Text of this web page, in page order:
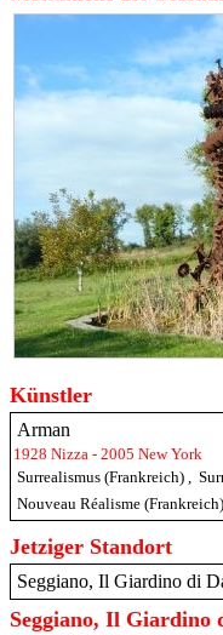
Künstler
Arman
1928 Nizza - 2005 New York
Surrealismus (Frankreich)
Nouveau Réalisme (Frankreich)
Jetziger Standort
Seggiano, Il Giardino di
Seggiano, Il Giardino